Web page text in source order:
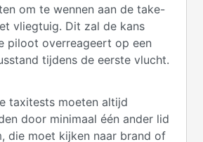
om te wennen aan de take-
vliegtuig. Dit zal de kans
piloot overreageert op een
tijdens de eerste vlucht.
taxitests moeten altijd
door minimaal één ander lid
die moet kijken naar brand of